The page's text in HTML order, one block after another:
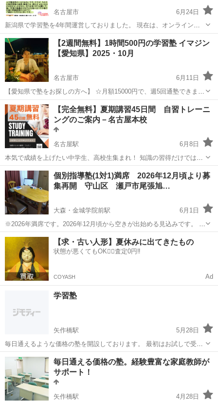
名古屋市
6月24日
新潟県で学習塾を4年間運営しておりました。 現在は、オンライン
1on1 での授業を実施しております。 費用等は応相談で、生徒はまだ
少ないのでお得感がある値段にしております。 本質的な学力、解答力
の向上を目的に地...
愛知 名古屋市 塾 オンライン
【2週間無料】1時間500円の学習塾 イマジン
【愛知県】2025・10月
名古屋市
6月11日
【愛知県で塾をお探しの方へ】 ☆月額15000円で、週5回通塾できま
す！ 他では得られないお得なプランです。 ★毎日の勉強を継続するた
めの特別な手法がありますので、ぜひお試しください。 ☆9教...
愛知 名古屋市 塾 オンライン
【完全無料】夏期講習45日間 自習トレーニ
ングのご案内－名古屋本校
名古屋駅
6月8日
本気で成績を上げたい中学生、高校生集まれ！ 知識の習得だけではテ
ストで点数は取れません！ 「練習のための練習」ではなく「テストの
ための練習」をします。 対象：中学生、高校生 期間：45日間 料金：
無料 科目：...
愛知 名古屋市 名古屋駅 塾
個別指導塾(1対1)満席 2026年12月頃より募
集再開 守山区 瀬戸市尾張旭…
大森・金城学院前駅
6月1日
※2026年満席です。2026年12月頃から空きが出始める見込みです。 ※
お問い合わせは常時可能です。 ※1対2-3の塾と同等かそれよりやや安
価にプロの1対1の指導を受けられます。 ◯名古屋市守山区の自宅でマ
ンツー...
愛知 名古屋市 大森・金城学院前駅 塾 国語
【求・古い人形】夏休みに出てきたもの
状態が悪くてもOK🙆‍♀️査定0円‼️
COYASH Ad
学習塾
矢作橋駅
5月28日
毎日通えるような価格の塾を開設しております。 最初はお試しで受講
できます。 是非お気軽にお問い合わせ下さい
愛知 岡崎市 矢作橋駅 塾
毎日通える価格の塾。経験豊富な家庭教師が
サポート！
矢作橋駅 4月28日